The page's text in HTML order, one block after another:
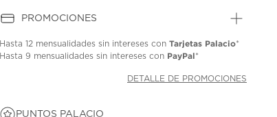
PROMOCIONES
Hasta12 mensualidades sin intereses conTarjetas Palacio*
Hasta9 mensualidades sin intereses con PayPal*
DETALLE DE PROMOCIONES
PUNTOS PALACIO